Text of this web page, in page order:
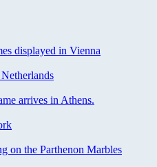
displayed in Vienna
arrives in Athens.
on the Parthenon Marbles